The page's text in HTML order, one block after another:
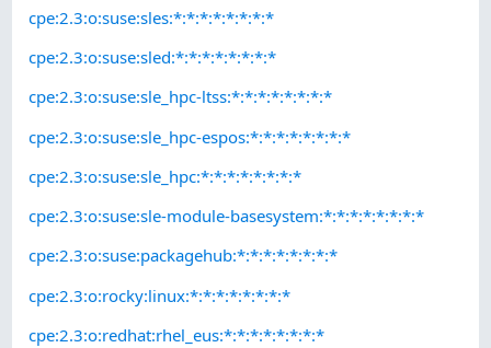
cpe:2.3:o:suse:sles:*:*:*:*:*:*:*:*
cpe:2.3:o:suse:sled:*:*:*:*:*:*:*:*
cpe:2.3:o:suse:sle_hpc-ltss:*:*:*:*:*:*:*:*
cpe:2.3:o:suse:sle_hpc-espos:*:*:*:*:*:*:*:*
cpe:2.3:o:suse:sle_hpc:*:*:*:*:*:*:*:*
cpe:2.3:o:suse:sle-module-basesystem:*:*:*:*:*:*:*:*
cpe:2.3:o:suse:packagehub:*:*:*:*:*:*:*:*
cpe:2.3:o:rocky:linux:*:*:*:*:*:*:*:*
cpe:2.3:o:redhat:rhel_eus:*:*:*:*:*:*:*:*